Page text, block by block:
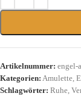
Artikelnummer: engel-
Kategorien: Amulette,
Schlagwörter: Ruhe,